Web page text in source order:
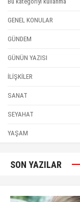
GENEL KONULAR
GÜNDEM
GÜNÜN YAZISI
İLİŞKİLER
SANAT
SEYAHAT
YAŞAM
SON YAZILAR